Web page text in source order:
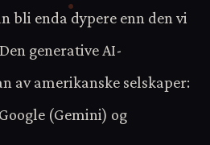
bli enda dypere enn den vi
generative AI-
av amerikanske selskaper:
(Gemini) og